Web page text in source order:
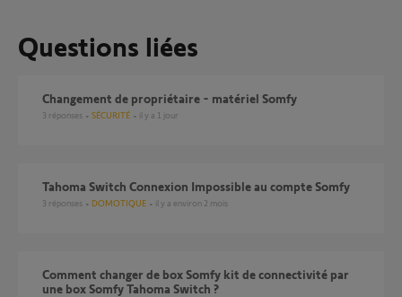
Questions liées
Changement de propriétaire - matériel Somfy
3 réponses SÉCURITÉ il y a 1 jour
Tahoma Switch Connexion Impossible au compte Somfy
3 réponses DOMOTIQUE il y a environ 2 mois
Comment changer de box Somfy kit de connectivité par
une box Somfy Tahoma Switch ?